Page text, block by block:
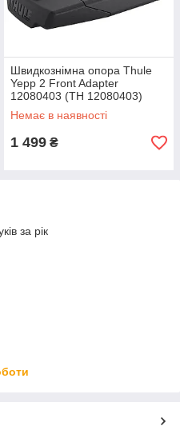
Швидкознімна опора Thule
Yepp 2 Front Adapter
12080403 (TH 12080403)
Немає в наявності
1 499 ₴
за рік